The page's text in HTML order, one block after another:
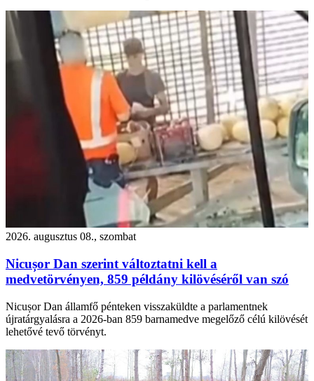
2026. augusztus 08., szombat
Nicușor Dan szerint változtatni kell a
medvetörvényen, 859 példány kilövéséről van szó
Nicușor Dan államfő pénteken visszaküldte a parlamentnek
újratárgyalásra a 2026-ban 859 barnamedve megelőző célú kilövését
lehetővé tevő törvényt.